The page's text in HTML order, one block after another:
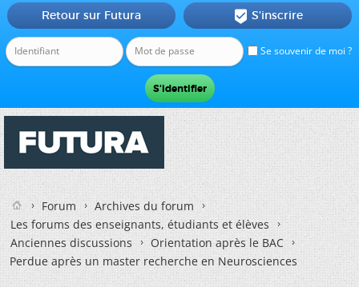
Se souvenir de moi ?
Retour sur Futura  S'inscrire
Forum
Archives du forum
Les forums des enseignants, étudiants et élèves
Anciennes discussions
Orientation après le BAC
Perdue après un master recherche en Neurosciences